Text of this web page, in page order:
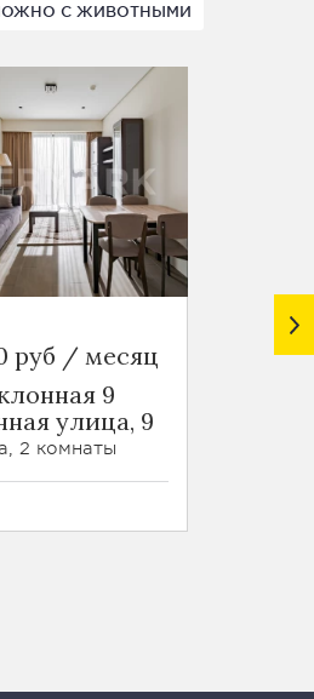
С ЖИВОТНЫМИ
руб / месяц
9
улица, 9
2 комнаты
ID 37283
220